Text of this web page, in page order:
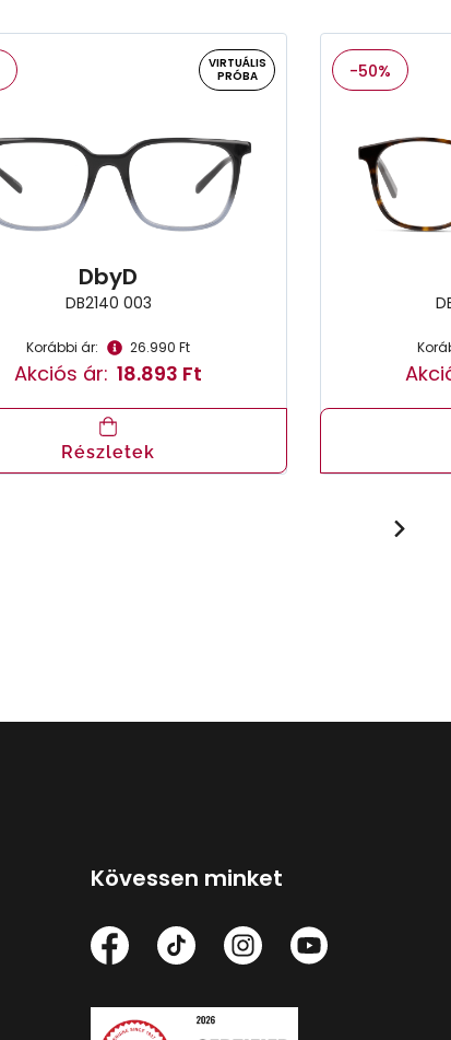
VIRTUÁLIS
PRÓBA
DbyD
DB2140 003
Korábbi ár: 26.990 Ft
Akciós ár: 18.893 Ft
Részletek
-50%
Kövessen minket